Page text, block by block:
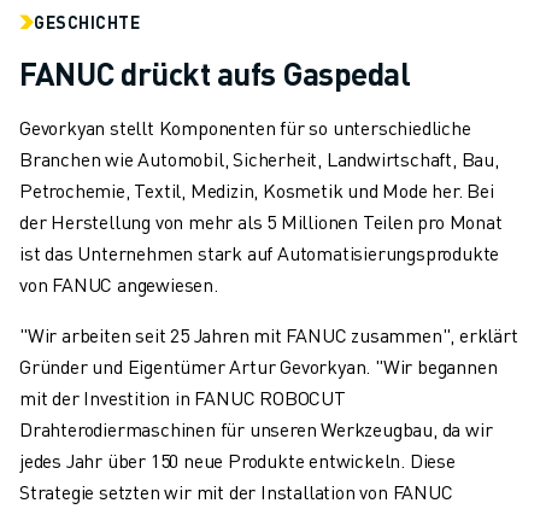
GESCHICHTE
FANUC drückt aufs Gaspedal
Gevorkyan stellt Komponenten für so unterschiedliche
Branchen wie Automobil, Sicherheit, Landwirtschaft, Bau,
Petrochemie, Textil, Medizin, Kosmetik und Mode her. Bei
der Herstellung von mehr als 5 Millionen Teilen pro Monat
ist das Unternehmen stark auf Automatisierungsprodukte
von FANUC angewiesen.
"Wir arbeiten seit 25 Jahren mit FANUC zusammen", erklärt
Gründer und Eigentümer Artur Gevorkyan. "Wir begannen
mit der Investition in FANUC ROBOCUT
Drahterodiermaschinen für unseren Werkzeugbau, da wir
jedes Jahr über 150 neue Produkte entwickeln. Diese
Strategie setzten wir mit der Installation von FANUC